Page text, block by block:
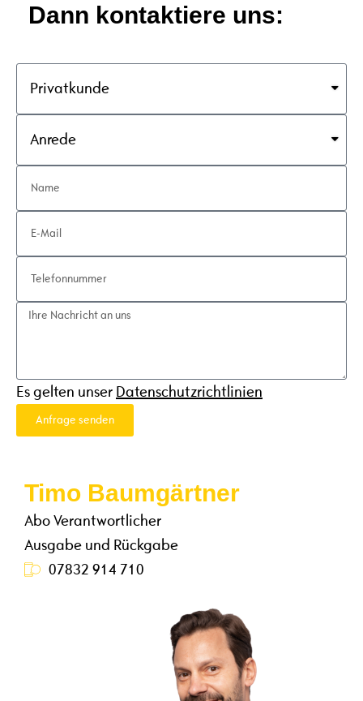
Dann kontaktiere uns:
Es gelten unser Datenschutzrichtlinien
Anfrage senden
Timo Baumgärtner
Abo Verantwortlicher
Ausgabe und Rückgabe
07832 914 710